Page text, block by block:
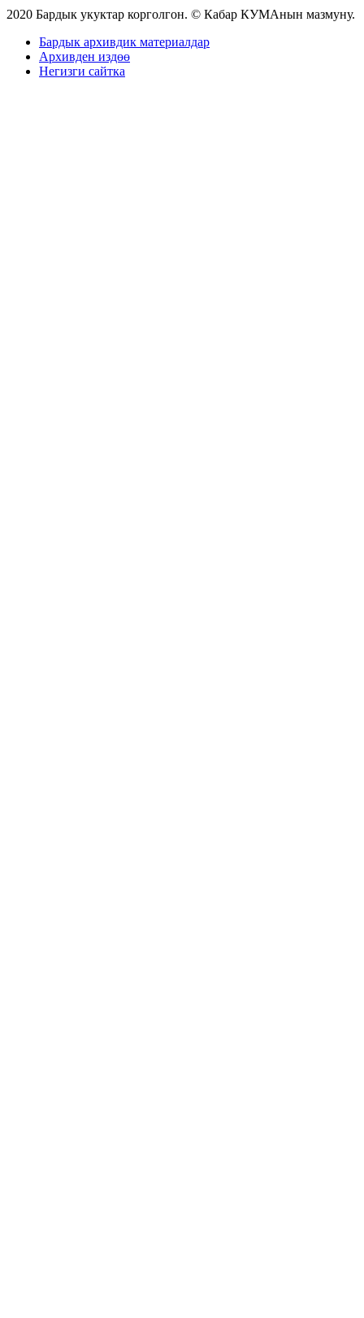
2020 Бардык укуктар корголгон. © Кабар КУМАнын мазмуну.
Бардык архивдик материалдар
Архивден издөө
Негизги сайтка